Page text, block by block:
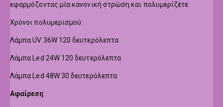
εφαρμόζοντας μία κανονική στρώση και πολυμερίζέτε.
Χρόνοι πολυμερισμού:
Λάμπα UV 36W 120 δευτερόλεπτα
Λάμπα Led 24W 120 δευτερόλεπτα
Λάμπα Led 48W 30 δευτερόλεπτα
Αφαίρεση: